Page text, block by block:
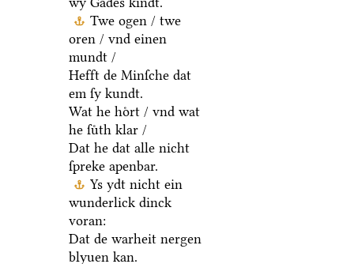
Twe ogen / twe
oren / vnd einen
mundt /
Hefft de Minſche dat
em ſy kundt.
Wat he hoͤrt / vnd wat
he ſuͤth klar /
Dat he dat alle nicht
ſpreke apenbar.
Ys ydt nicht ein
wunderlick dinck
voran:
Dat de warheit nergen
blyuen kan.